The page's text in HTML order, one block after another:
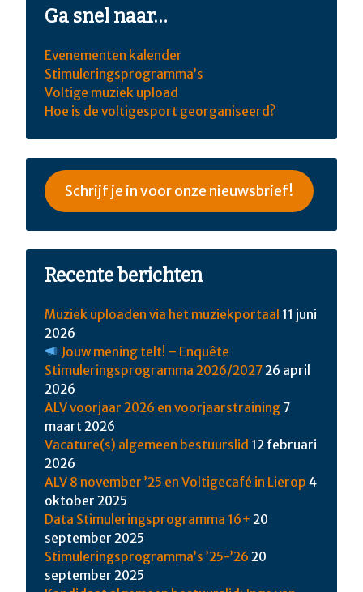
Ga snel naar…
Evenementen kalender
Stimuleringsprogramma’s
Voltige muziek upload
Hoe is de voltigesport georganiseerd?
Schrijf je in voor onze nieuwsbrief!
Recente berichten
Muziek uploaden via het muziekportaal 11 juni
2026
Jouw mening telt! – Enquête
Stimuleringsprogramma 2026/2027 26 april
2026
ALV voorjaar 2026 en voorjaarstraining 7
maart 2026
Vacature(s) algemeen bestuurslid 12 februari
2026
ALV 8 november ’25 en Voltigecafé in Lierop 4
oktober 2025
Data Stimuleringsprogramma 16+ 20
september 2025
Stimuleringsprogramma’s ’25-’26 20
september 2025